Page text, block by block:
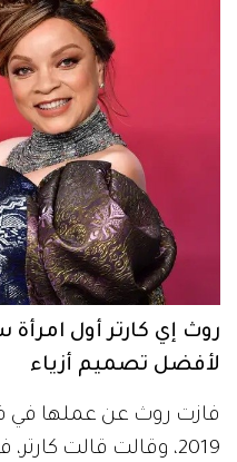
روث إي كارتر أول امرأة
لأفضل تصميم أزياء
2019، وقالت قالت